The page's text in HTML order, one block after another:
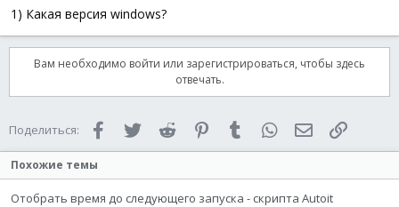
(Скрипт будет в автозагрузке на случай отключения
электроэнергии)
1) Какая версия windows?
Вам необходимо войти или зарегистрироваться, чтобы здесь
отвечать.
Поделиться: FacebookTwitter Reddit PinterestTumblr WhatsAppЭлектронная
Похожие темы
Отобрать время до следующего запуска - скрипта Autoit